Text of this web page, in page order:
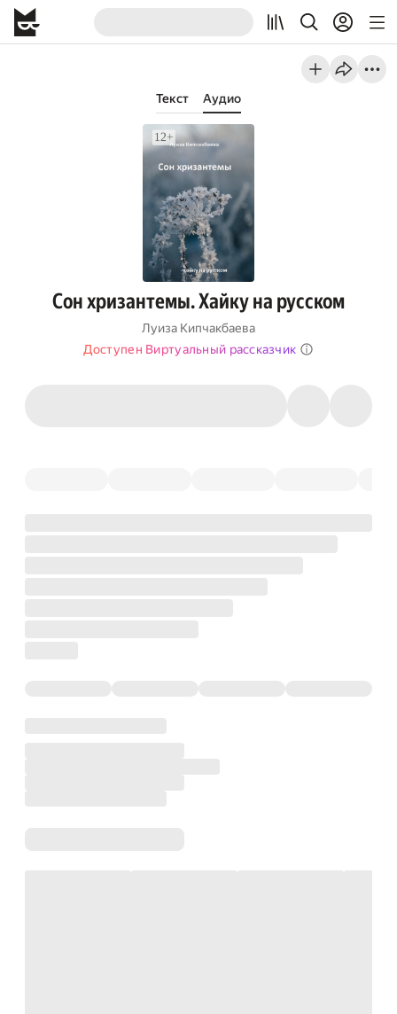
Текст Аудио
Сон хризантемы. Хайку на русском
Луиза Кипчакбаева
Доступен Виртуальный рассказчик